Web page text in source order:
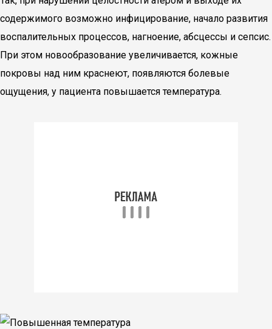
содержимого возможно инфицирование, начало развития
воспалительных процессов, нагноение, абсцессы и сепсис.
При этом новообразование увеличивается, кожные
покровы над ним краснеют, появляются болевые
ощущения, у пациента повышается температура.